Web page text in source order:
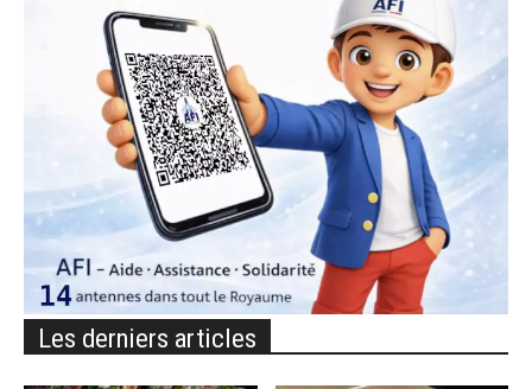
Les derniers articles